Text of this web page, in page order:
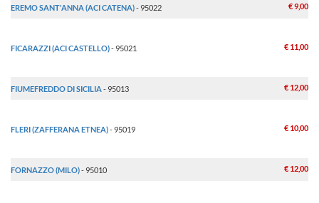
EREMO SANT'ANNA (ACI CATENA)- 95022 € 9,00
FICARAZZI (ACI CASTELLO)- 95021 € 11,00
FIUMEFREDDO DI SICILIA- 95013 € 12,00
FLERI (ZAFFERANA ETNEA)- 95019 € 10,00
FORNAZZO (MILO)- 95010 € 12,00